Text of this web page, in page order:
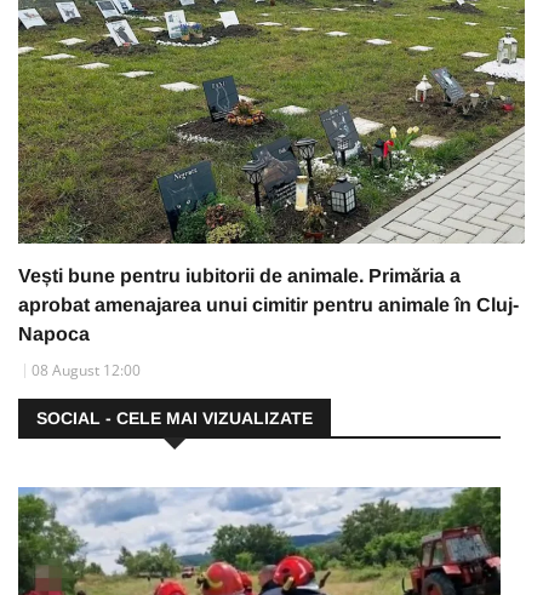
Vești bune pentru iubitorii de animale. Primăria a
aprobat amenajarea unui cimitir pentru animale în Cluj-
Napoca
08 August 12:00
SOCIAL - CELE MAI VIZUALIZATE